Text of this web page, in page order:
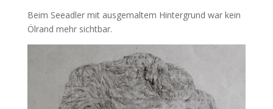
Beim Seeadler mit ausgemaltem Hintergrund war kein
Ölrand mehr sichtbar.